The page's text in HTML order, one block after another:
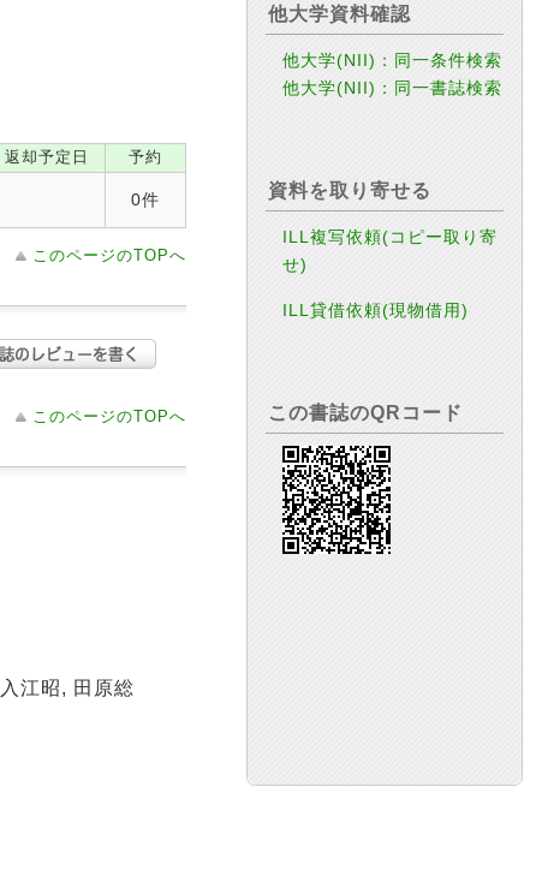
返却予定日 予約
0件
このページのTOPへ
このページのTOPへ
江昭, 田原総
他大学資料確認
他大学(NII)：同一条件検索
他大学(NII)：同一書誌検索
資料を取り寄せる
ILL複写依頼(コピー取り寄
せ)
ILL貸借依頼(現物借用)
この書誌のQRコード